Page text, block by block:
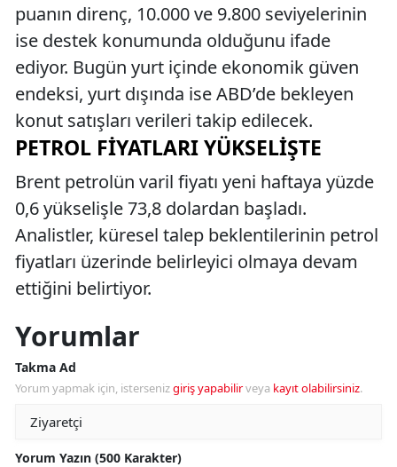
puanın direnç, 10.000 ve 9.800 seviyelerinin
ise destek konumunda olduğunu ifade
ediyor. Bugün yurt içinde ekonomik güven
endeksi, yurt dışında ise ABD’de bekleyen
konut satışları verileri takip edilecek.
PETROL FIYATLARI YÜKSELIŞTE
Brent petrolün varil fiyatı yeni haftaya yüzde
0,6 yükselişle 73,8 dolardan başladı.
Analistler, küresel talep beklentilerinin petrol
fiyatları üzerinde belirleyici olmaya devam
ettiğini belirtiyor.
Yorumlar
Takma Ad
Yorum yapmak için, istersenizgiriş yapabilirveya kayıt olabilirsiniz.
Yorum Yazın (500 Karakter)